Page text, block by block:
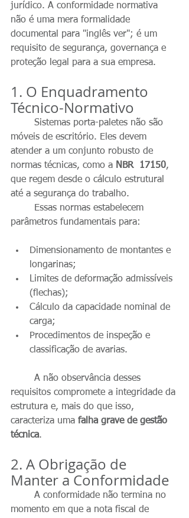
jurídico. A conformidade normativa
não é uma mera formalidade
documental para "inglês ver"; é um
requisito de segurança, governança e
proteção legal para a sua empresa.
1. O Enquadramento
Técnico-Normativo
móveis de escritório. Eles devem
atender a um conjunto robusto de
normas técnicas, como a NBR  17150,
que regem desde o cálculo estrutural
até a segurança do trabalho.
parâmetros fundamentais para:
Dimensionamento de montantes e
longarinas;
Limites de deformação admissíveis
(flechas);
Cálculo da capacidade nominal de
carga;
Procedimentos de inspeção e
classificação de avarias.
requisitos compromete a integridade da
estrutura e, mais do que isso,
caracteriza uma falha grave de gestão
técnica.
2. A Obrigação de
Manter a Conformidade
momento em que a nota fiscal de